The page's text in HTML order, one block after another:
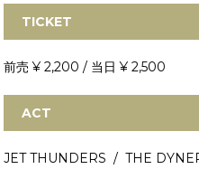
TICKET
前売 ¥ 2,200 / 当日 ¥ 2,500
ACT
JET THUNDERS / THE